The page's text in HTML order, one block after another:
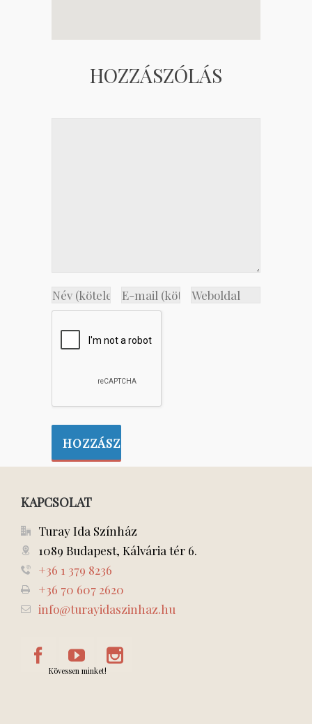
HOZZÁSZÓLÁS
KAPCSOLAT
Turay Ida Színház
1089 Budapest, Kálvária tér 6.
+36 1 379 8236
+36 70 607 2620
info@turayidaszinhaz.hu
Kövessen minket!